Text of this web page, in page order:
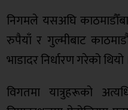
निगमले यसअघि
रुपैयाँ र गुल्मीबाट
भाडादर निर्धारण गरेको थियो
विगतमा यात्रुहरूको